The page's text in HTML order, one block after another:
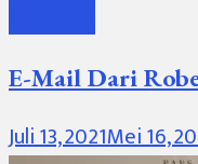
E-Mail Dari
Juli 13, 2021Mei 16,